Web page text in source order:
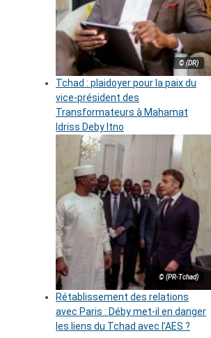
© (DR)
Tchad : plaidoyer pour la paix du
vice-président des
Transformateurs à Mahamat
Idriss Deby Itno
© (PR-Tchad)
Rétablissement des relations
avec Paris : Déby met-il en danger
les liens du Tchad avec l’AES ?